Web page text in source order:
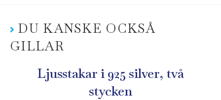
DU KANSKE OCKSÅ
GILLAR
Ljusstakar i 925 silver, två
stycken